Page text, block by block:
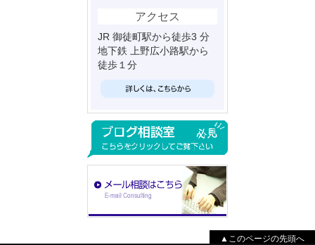
アクセス
JR 御徒町駅から徒歩3 分
地下鉄 上野広小路駅から
徒歩１分
▲このページの先頭へ